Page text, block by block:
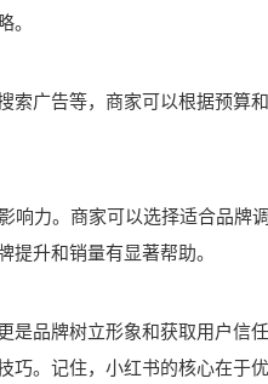
。
索广告等，商家可以根据预算
响力。商家可以选择适合品牌
提升和销量有显著帮助。
是品牌树立形象和获取用户信
巧。记住，小红书的核心在于